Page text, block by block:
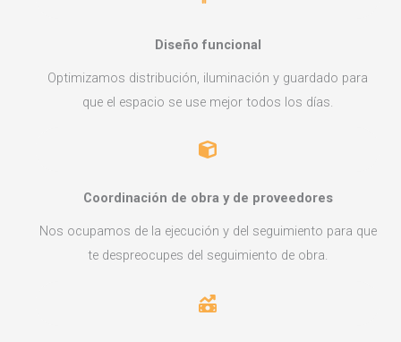
Diseño funcional
Optimizamos distribución, iluminación y guardado para
que el espacio se use mejor todos los días.
Coordinación de obra y de proveedores
Nos ocupamos de la ejecución y del seguimiento para que
te despreocupes del seguimiento de obra.